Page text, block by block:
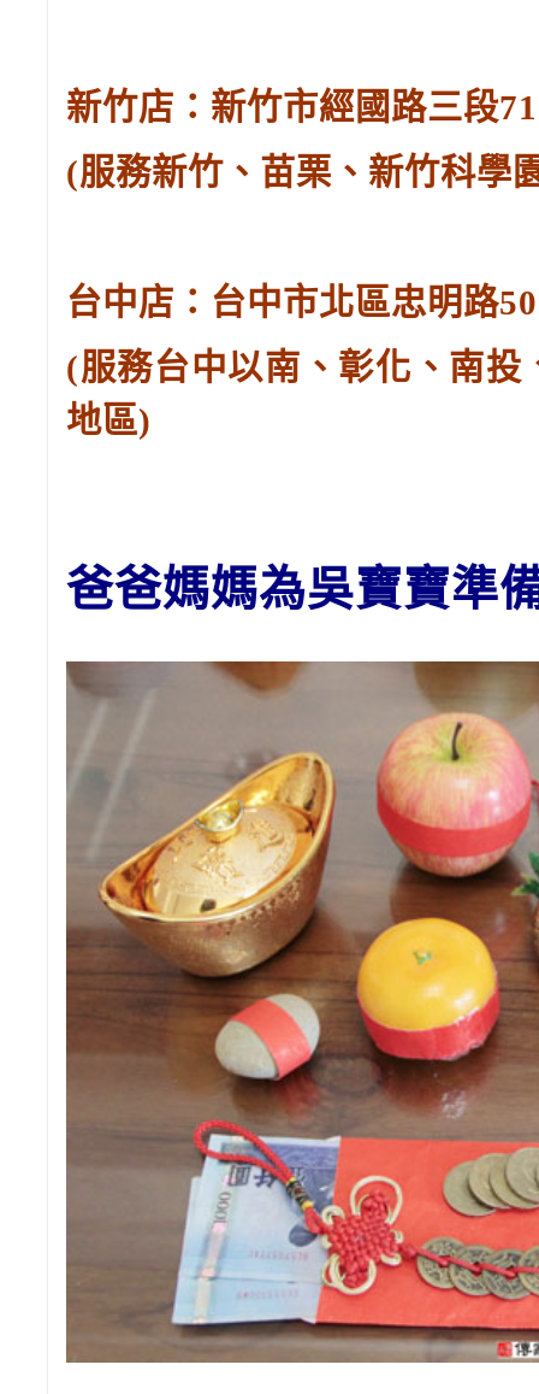
新竹店：新竹市經國路三段
(服務新竹、苗栗、新竹科學
台中店：台中市北區忠明路
(服務台中以南、彰化、南
地區)
爸爸媽媽為吳寶寶準